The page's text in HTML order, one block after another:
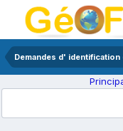
Demandes d' identification